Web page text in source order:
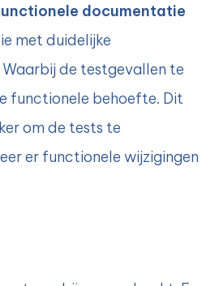
documentatie
met duidelijke
de testgevallen te
functionele behoefte. Dit
om de tests te
er functionele wijzigingen